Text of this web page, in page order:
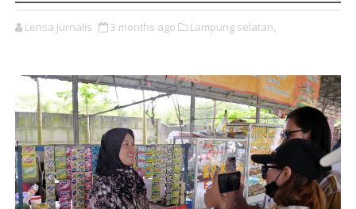
Lensa Jurnalis 3 months ago Lampung selatan,